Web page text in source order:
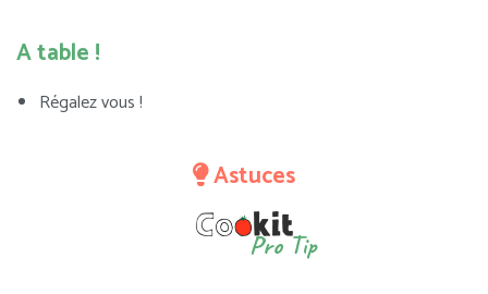
A table !
Régalez vous !
Astuces
Pro Tip